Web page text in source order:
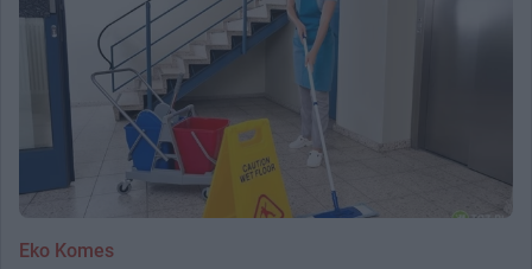
Eko Komes